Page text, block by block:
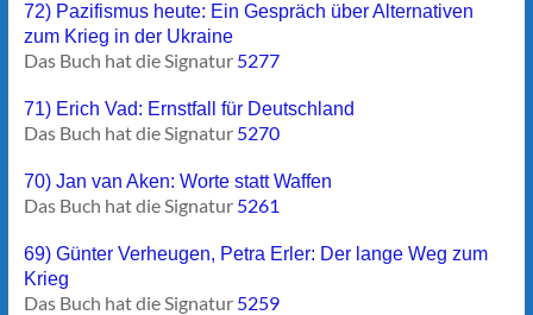
72) Pazifismus heute: Ein Gespräch über Alternativen
zum Krieg in der Ukraine
Das Buch hat die Signatur 5277
71) Erich Vad: Ernstfall für Deutschland
Das Buch hat die Signatur 5270
70) Jan van Aken: Worte statt Waffen
Das Buch hat die Signatur 5261
69) Günter Verheugen, Petra Erler: Der lange Weg zum
Krieg
Das Buch hat die Signatur 5259